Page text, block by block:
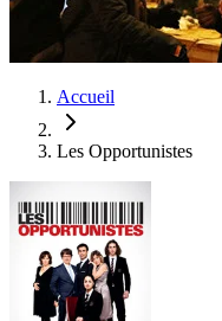
Accueil
Les Opportunistes